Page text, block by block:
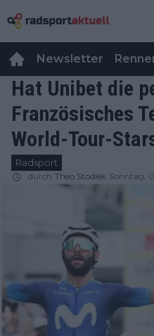
Newsletter
Hat Unibet die
Französisches
World-Tour-
Radsport
durch Theo Stodiek Sonntag,